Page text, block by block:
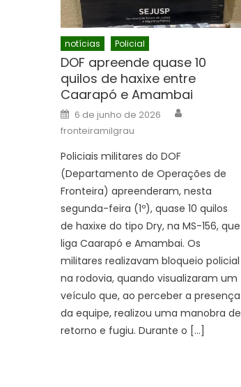
notícias Policial
DOF apreende quase 10
quilos de haxixe entre
Caarapó e Amambai
Posted
on
6 de junho de 2026
fronteiramilgrau
Policiais militares do DOF
(Departamento de Operações de
Fronteira) apreenderam, nesta
segunda-feira (1º), quase 10 quilos
de haxixe do tipo Dry, na MS-156, que
liga Caarapó e Amambai. Os
militares realizavam bloqueio policial
na rodovia, quando visualizaram um
veículo que, ao perceber a presença
da equipe, realizou uma manobra de
retorno e fugiu. Durante o […]